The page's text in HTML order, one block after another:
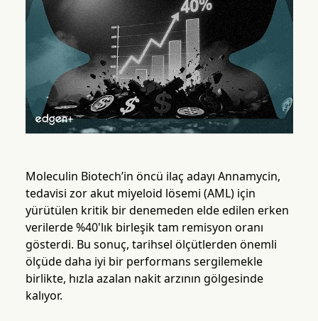
Moleculin Biotech’in öncü ilaç adayı Annamycin,
tedavisi zor akut miyeloid lösemi (AML) için
yürütülen kritik bir denemeden elde edilen erken
verilerde %40'lık birleşik tam remisyon oranı
gösterdi. Bu sonuç, tarihsel ölçütlerden önemli
ölçüde daha iyi bir performans sergilemekle
birlikte, hızla azalan nakit arzının gölgesinde
kalıyor.